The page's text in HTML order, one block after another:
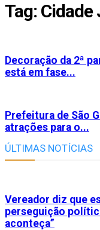
Tag:
Decoração da 2ª
está em fase...
Prefeitura de São
atrações para o...
ÚLTIMAS NOTÍCIAS
Vereador diz que
perseguição
aconteça”